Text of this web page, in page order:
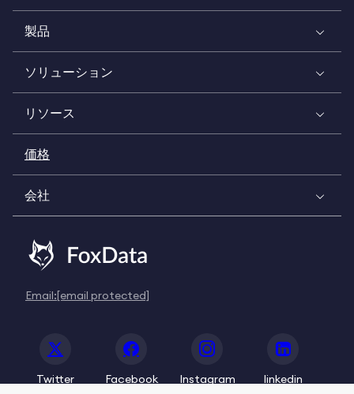
製品
ソリューション
リソース
価格
会社
Email:[email protected]
Twitter Facebook Instagram linkedin